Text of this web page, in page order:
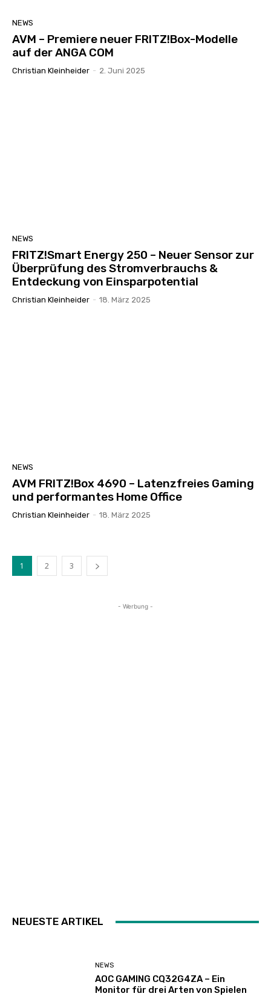
NEWS
AVM – Premiere neuer FRITZ!Box-Modelle
auf der ANGA COM
Christian Kleinheider - 2. Juni 2025
NEWS
FRITZ!Smart Energy 250 – Neuer Sensor zur
Überprüfung des Stromverbrauchs &
Entdeckung von Einsparpotential
Christian Kleinheider - 18. März 2025
NEWS
AVM FRITZ!Box 4690 – Latenzfreies Gaming
und performantes Home Office
Christian Kleinheider - 18. März 2025
1 2 3
- Werbung -
NEUESTE ARTIKEL
NEWS
AOC GAMING CQ32G4ZA – Ein
Monitor für drei Arten von Spielen